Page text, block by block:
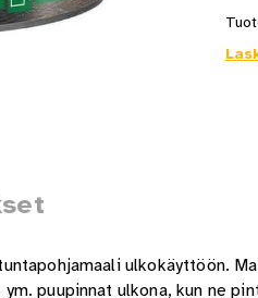
ulkokäyttöön.
puupinnat ulkona, kun ne